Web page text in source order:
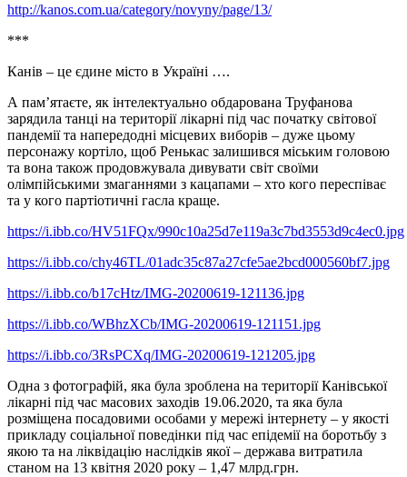
http://kanos.com.ua/category/novyny/page/13/
***
Канів – це єдине місто в Україні ….
А пам’ятаєте, як інтелектуально обдарована Труфанова
зарядила танці на території лікарні під час початку світової
пандемії та напередодні місцевих виборів – дуже цьому
персонажу кортіло, щоб Ренькас залишився міським головою
та вона також продовжувала дивувати світ своїми
олімпійськими змаганнями з кацапами – хто кого переспіває
та у кого партіотичні гасла краще.
https://i.ibb.co/HV51FQx/990c10a25d7e119a3c7bd3553d9c4ec0.jpg
https://i.ibb.co/chy46TL/01adc35c87a27cfe5ae2bcd000560bf7.jpg
https://i.ibb.co/b17cHtz/IMG-20200619-121136.jpg
https://i.ibb.co/WBhzXCb/IMG-20200619-121151.jpg
https://i.ibb.co/3RsPCXq/IMG-20200619-121205.jpg
Одна з фотографій, яка була зроблена на території Канівської
лікарні під час масових заходів 19.06.2020, та яка була
розміщена посадовими особами у мережі інтернету – у якості
прикладу соціальної поведінки під час епідемії на боротьбу з
якою та на ліквідацію наслідків якої – держава витратила
станом на 13 квітня 2020 року – 1,47 млрд.грн.